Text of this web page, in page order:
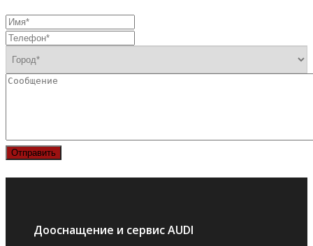
Отправить
Дооснащение и сервис AUDI